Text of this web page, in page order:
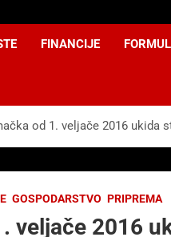
FINANCIJE
od 1. veljače 2016 ukida
GOSPODARSTVO PRIPREMA
veljače 2016